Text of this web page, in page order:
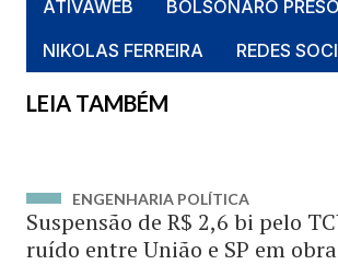
ATIVAWEB
BOLSONARO PRESO
NIKOLAS FERREIRA
REDES
LEIA TAMBÉM
ENGENHARIA POLÍTICA
Suspensão de R$ 2,6 bi pelo
ruído entre União e SP em